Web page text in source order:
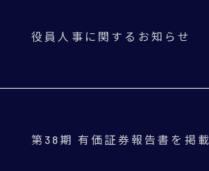
役員人事に関するお知らせ
第38期 有価証券報告書を掲